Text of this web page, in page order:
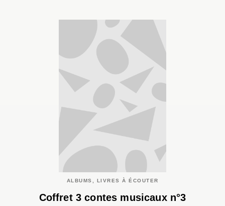
ALBUMS, LIVRES À ÉCOUTER
Coffret 3 contes musicaux n°3